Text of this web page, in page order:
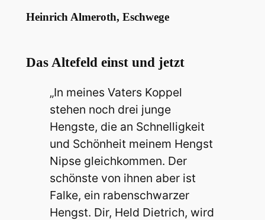
Heinrich Almeroth, Eschwege
Das Altefeld einst und jetzt
„In meines Vaters Koppel
stehen noch drei junge
Hengste, die an Schnelligkeit
und Schönheit meinem Hengst
Nipse gleichkommen. Der
schönste von ihnen aber ist
Falke, ein rabenschwarzer
Hengst. Dir, Held Dietrich, wird